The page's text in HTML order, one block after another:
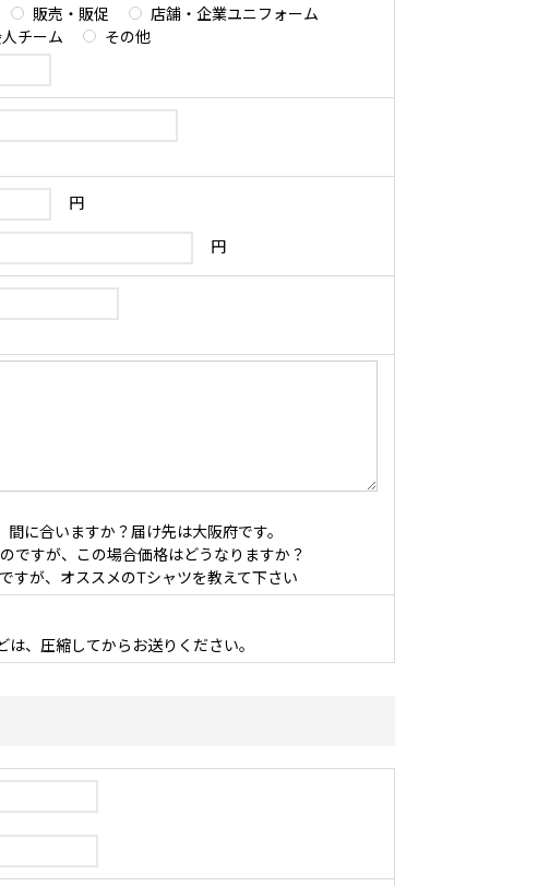
販売・販促
店舗・企業ユニフォーム
チーム その他
円
円
に合いますか？届け先は大阪府です。
ですが、この場合価格はどうなりますか？
すが、オススメのTシャツを教えて下さい
、圧縮してからお送りください。